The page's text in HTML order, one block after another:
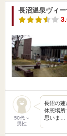
長沼温泉ヴィ
50代～
男性
長沼の蓮
休憩場所
思いま…